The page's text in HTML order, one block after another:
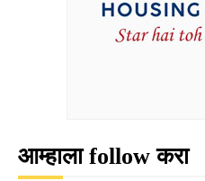
आम्हाला follow करा